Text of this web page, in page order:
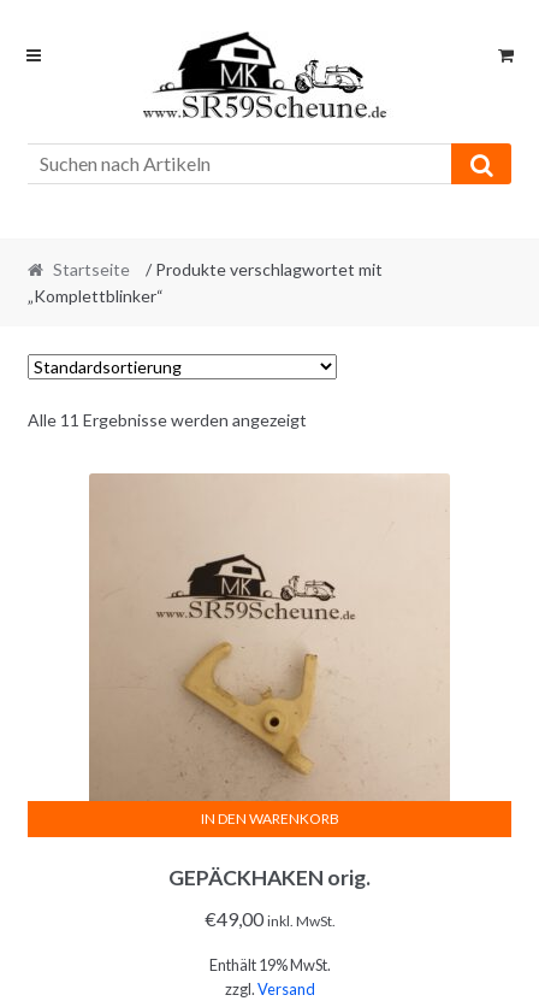
Skip
Skip
Startseite
/ Produkte verschlagwortet mit
„Komplettblinker“
Alle 11 Ergebnisse werden angezeigt
GEPÄCKHAKEN orig.
€49,00 inkl. MwSt.
Enthält 19% MwSt.
zzgl.Versand
IN DEN WARENKORB